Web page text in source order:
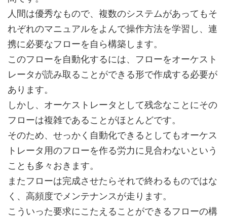
人間は優秀なもので、複数のシステムがあってもそ
れぞれのマニュアルをよんで操作方法を学習し、連
携に必要なフローを自ら構築します。
このフローを自動化するには、フローをオーケスト
レータが読み取ることができる形で作成する必要が
あります。
しかし、オーケストレータとして残念なことにその
フローは複雑であることがほとんどです。
そのため、せっかく自動化できるとしてもオーケス
トレータ用のフローを作る労力に見合わないという
ことも多々おきます。
またフローは完成させたらそれで終わるものではな
く、高頻度でメンテナンスが走ります。
こういった要求にこたえることができるフローの構